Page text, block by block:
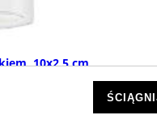
10x2,5 cm